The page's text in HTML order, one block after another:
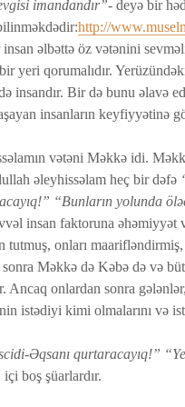
imandandır”- deyə bir
http://
əlbəttə öz vətənini
yeri qorumalıdır.
insandır. Bir də bunu əlavə
insanların keyfiyyətinə
vətəni Məkkə idi.
əleyhissəlam heç bir dəfə
“Bunların yolunda
insan faktoruna əhəmiyyət
tutmuş, onları
Məkkə də Kəbə də və
Ancaq onlardan sonra
istədiyi kimi olmalarını və
Əqsanı qurtaracayıq!”
boş şüarlardır.
Faiz nədir?
7 İyul 2026 52 Baxış
AŞURA BARƏDƏ
47 Baxış